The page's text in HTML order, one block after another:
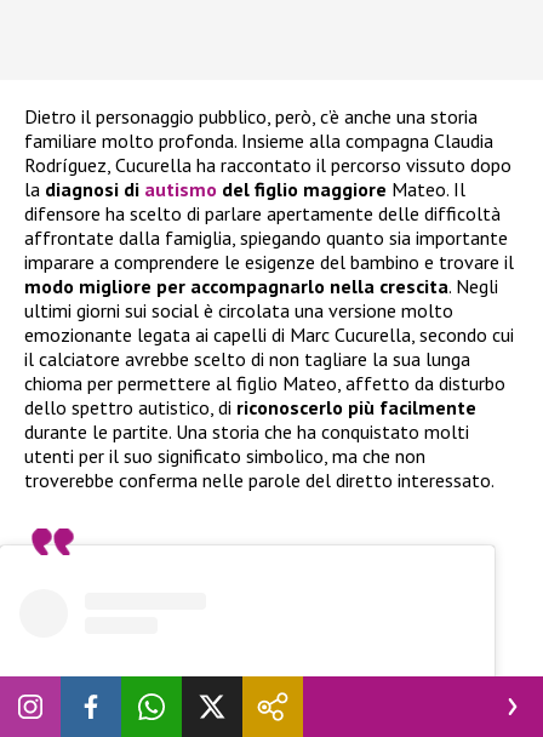
Dietro il personaggio pubblico, però, c’è anche una storia
familiare molto profonda. Insieme alla compagna Claudia
Rodríguez, Cucurella ha raccontato il percorso vissuto dopo
la diagnosi di autismo del figlio maggiore Mateo. Il
difensore ha scelto di parlare apertamente delle difficoltà
affrontate dalla famiglia, spiegando quanto sia importante
imparare a comprendere le esigenze del bambino e trovare il
modo migliore per accompagnarlo nella crescita. Negli
ultimi giorni sui social è circolata una versione molto
emozionante legata ai capelli di Marc Cucurella, secondo cui
il calciatore avrebbe scelto di non tagliare la sua lunga
chioma per permettere al figlio Mateo, affetto da disturbo
dello spettro autistico, di riconoscerlo più facilmente
durante le partite. Una storia che ha conquistato molti
utenti per il suo significato simbolico, ma che non
troverebbe conferma nelle parole del diretto interessato.